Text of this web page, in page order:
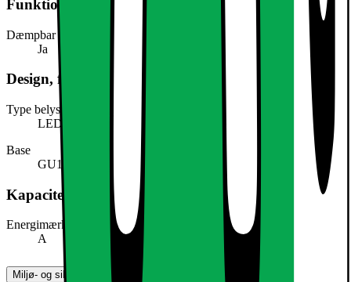
Funktioner
Dæmpbar
Ja
Design, form og placering
Type belysning
LED
Base
GU10
Kapacitet, forbrug og strøm
Energimærke
A
Miljø- og sikkerhedsoplysninger